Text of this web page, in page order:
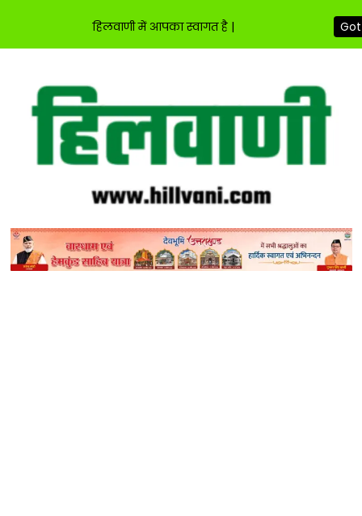
content
हिलवाणी में आपका स्वागत है |